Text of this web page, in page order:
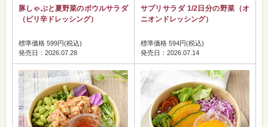
豚しゃぶと夏野菜のボウルサラダ
（ピリ辛ドレッシング）
標準価格 599円(税込)
発売日：2026.07.28
サプリサラダ 1/2日分の野菜（オ
ニオンドレッシング）
標準価格 594円(税込)
発売日：2026.07.14